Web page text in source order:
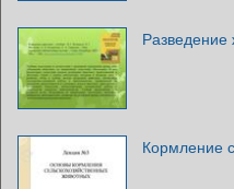
Разведение
Кормление